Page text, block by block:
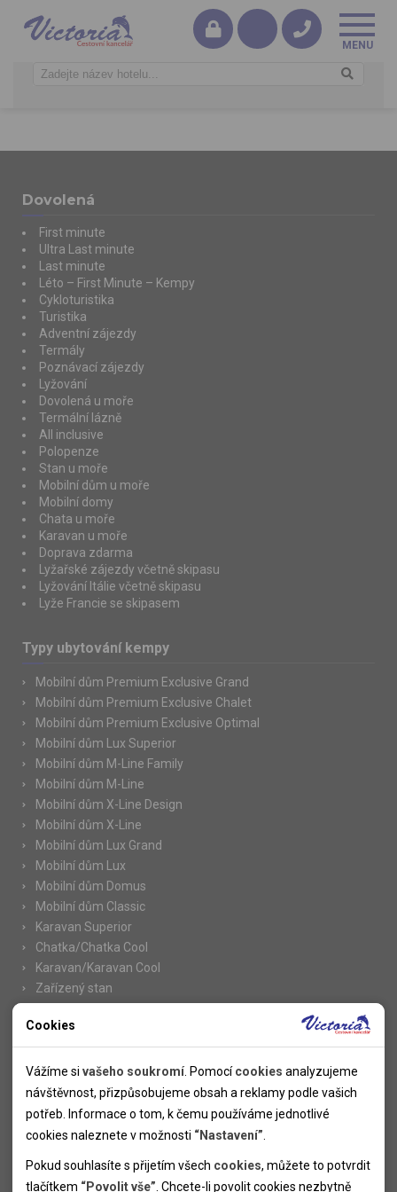
Dovolená
First minute
Ultra Last minute
Last minute
Léto – First Minute – Kempy
Cykloturistika
Turistika
Adventní zájezdy
Termály
Poznávací zájezdy
Lyžování
Dovolená u moře
Termální lázně
All inclusive
Polopenze
Stan u moře
Mobilní dům u moře
Mobilní domy
Chata u moře
Karavan u moře
Doprava zdarma
Lyžařské zájezdy včetně skipasu
Lyžování Itálie včetně skipasu
Lyže Francie se skipasem
Typy ubytování kempy
Mobilní dům Premium Exclusive Grand
Mobilní dům Premium Exclusive Chalet
Mobilní dům Premium Exclusive Optimal
Mobilní dům Lux Superior
Mobilní dům M-Line Family
Mobilní dům M-Line
Mobilní dům X-Line Design
Mobilní dům X-Line
Mobilní dům Lux Grand
Mobilní dům Lux
Mobilní dům Domus
Mobilní dům Classic
Karavan Superior
Chatka/Chatka Cool
Karavan/Karavan Cool
Zařízený stan
Informace
Novinky
Kolektivy
SUPER FIRST MINUTE
Informace k letním pobytům
Informace o letecké dopravě
Cookies
Vážíme si vašeho soukromí . Pomocícookies analyzujeme
návštěvnost, přizpůsobujeme obsah a reklamy podle vašich
potřeb. Informace o tom, k čemu používáme jednotlivé
cookies naleznete v možnosti “Nastavení”
Pokud souhlasíte s přijetím všech cookies, můžete to potvrdit
tlačítkem “Povolit vše” . Chcete-li povolit cookies nezbytně
Nutné cookies pomáhají, aby byla webová stránka použitelná
tak, že umožní základní funkce jako navigace stránky a
přístup k zabezpečeným sekcím webové stránky. Webová
stránka nemůže správně fungovat bez těchto cookies.
Analytické cookies